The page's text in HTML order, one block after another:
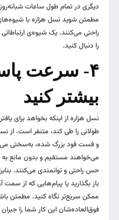
دیگری در تمام طول ساعات
مطمئن شوید نسل هزاره با
راحتی می‌کنند. یک شیوه‌ی
را دنبال کنید.
۴- سرعت
بیشتر کنید
نسل هزاره از اینکه بخواهد برای
طولانی را طی کند، متنفر است. از
و فست فود بزرگ شده، به‌سختی
می‌خواهند مستقیم و بدون مانع به
حس راحتی و توانمندی می‌کنند.
باز بگذارید یا پیام‌هایی که از
ممکن سریع‌تر نگاه کنید. مطمئن
فوق‌العاده‌شان این کار شما را